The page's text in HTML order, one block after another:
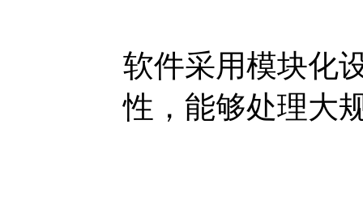
软件采用模块化
性，能够处理大